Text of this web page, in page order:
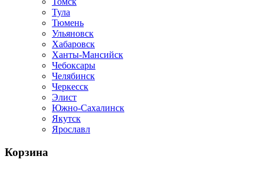
Тула
Тюмень
Ульяновск
Хабаровск
Ханты-Мансийск
Чебоксары
Челябинск
Черкесск
Элист
Южно-Сахалинск
Якутск
Ярославл
Корзина